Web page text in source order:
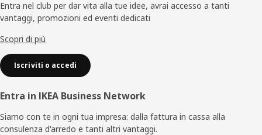
di
pagina
Entra nel club per dar vita alla tue idee, avrai accesso a tanti
vantaggi, promozioni ed eventi dedicati
Scopri di più
Iscriviti o accedi
Entra in IKEA Business Network
Siamo con te in ogni tua impresa: dalla fattura in cassa alla
consulenza d'arredo e tanti altri vantaggi.